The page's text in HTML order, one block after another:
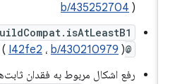
b/435252704
BuildCompat.isAtLeastB1
(I42fe2،b/430210979
رفع اشکال مربوط به فقدان